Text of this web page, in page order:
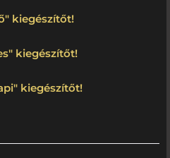
kiegészítőt!
kiegészítőt!
kiegészítőt!